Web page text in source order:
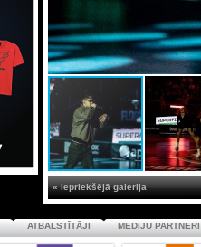
« Iepriekšējā galerija
ATBALSTĪTĀJI MEDIJU PARTNERI